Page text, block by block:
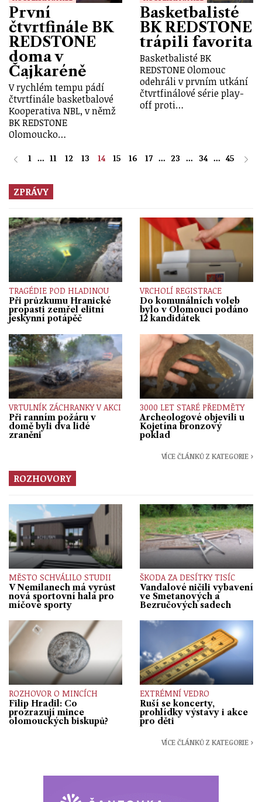
První
čtvrtfinále BK
REDSTONE
doma v
Čajkaréně
V rychlém tempu pádí
čtvrtfinále basketbalové
Kooperativa NBL, v němž
BK REDSTONE
Olomoucko…
Basketbalisté
BK REDSTONE
trápili favorita
Basketbalisté BK
REDSTONE Olomouc
odehráli v prvním utkání
čtvrtfinálové série play-
off proti…
1 ... 11 12 13 14 15 16 17 ... 23 ... 34 ... 45
ZPRÁVY
TRAGÉDIE POD HLADINOU
Při průzkumu Hranické
propasti zemřel elitní
jeskynní potápěč
VRCHOLÍ REGISTRACE
Do komunálních voleb
bylo v Olomouci podáno
12 kandidátek
VRTULNÍK ZÁCHRANKY V AKCI
Při ranním požáru v
domě byli dva lidé
zraněni
3000 LET STARÉ PŘEDMĚTY
Archeologové objevili u
Kojetína bronzový
poklad
VÍCE ČLÁNKŮ Z KATEGORIE ›
ROZHOVORY
MĚSTO SCHVÁLILO STUDII
V Nemilanech má vyrůst
nová sportovní hala pro
míčové sporty
ŠKODA ZA DESÍTKY TISÍC
Vandalové ničili vybavení
ve Smetanových a
Bezručových sadech
ROZHOVOR O MINCÍCH
Filip Hradil: Co
prozrazují mince
olomouckých biskupů?
EXTRÉMNÍ VEDRO
Ruší se koncerty,
prohlídky výstavy i akce
pro děti
VÍCE ČLÁNKŮ Z KATEGORIE ›